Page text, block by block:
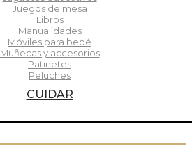
Juegos de mesa
Libros
Manualidades
Móviles para bebé
Muñecas y accesorios
Patinetes
Peluches
CUIDAR